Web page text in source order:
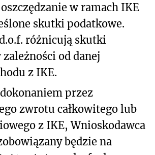
w ramach IKE
skutki podatkowe.
różnicują skutki
od danej
z IKE.
przez
zwrotu całkowitego lub
z IKE, Wnioskodawca
będzie na